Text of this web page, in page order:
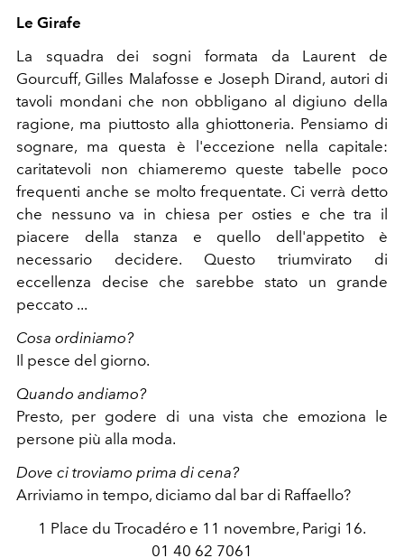
Le Girafe
La squadra dei sogni formata da Laurent de
Gourcuff, Gilles Malafosse e Joseph Dirand, autori di
tavoli mondani che non obbligano al digiuno della
ragione, ma piuttosto alla ghiottoneria. Pensiamo di
sognare, ma questa è l'eccezione nella capitale:
caritatevoli non chiameremo queste tabelle poco
frequenti anche se molto frequentate. Ci verrà detto
che nessuno va in chiesa per osties e che tra il
piacere della stanza e quello dell'appetito è
necessario decidere. Questo triumvirato di
eccellenza decise che sarebbe stato un grande
peccato ...
Cosa ordiniamo?
Il pesce del giorno.
Quando andiamo?
Presto, per godere di una vista che emoziona le
persone più alla moda.
Dove ci troviamo prima di cena?
Arriviamo in tempo, diciamo dal bar di Raffaello?
1 Place du Trocadéro e 11 novembre, Parigi 16.
01 40 62 7061